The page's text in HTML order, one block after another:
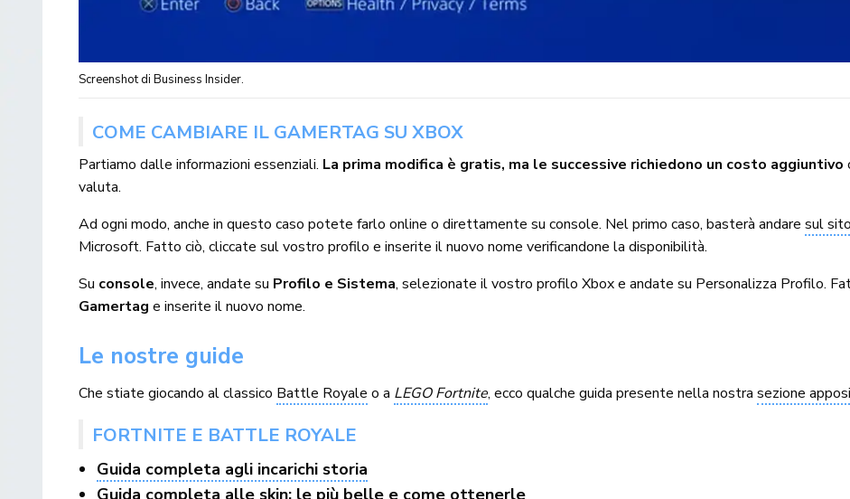
Screenshot di Business Insider.
COME CAMBIARE IL GAMERTAG SU XBOX
Partiamo dalle informazioni essenziali. La prima modifica è gratis, ma le successive richiedono un costo aggiuntivo
valuta.
Ad ogni modo, anche in questo caso potete farlo online o direttamente su console. Nel primo caso, basterà andaresul
Microsoft. Fatto ciò, cliccate sul vostro profilo e inserite il nuovo nome verificandone la disponibilità.
Su console, invece, andate su Profilo e Sistema, selezionate il vostro profilo Xbox e andate su Personalizza Profilo.
Gamertag e inserite il nuovo nome.
Le nostre guide
Che stiate giocando al classico Battle Royale o a LEGO Fortnite, ecco qualche guida presente nella nostrasezione
FORTNITE E BATTLE ROYALE
Guida completa agli incarichi storia
Guida completa alle skin: le più belle e come ottenerle